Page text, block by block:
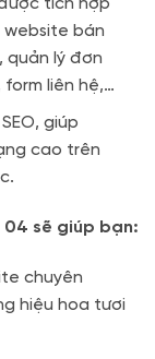
bán
quản lý đơn
liên hệ,…
giúp
cao trên
04 sẽ giúp bạn:
chuyên
hiệu hoa tươi